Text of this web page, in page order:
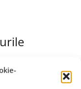
nu inseamna